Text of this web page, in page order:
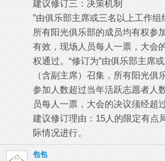
建议修订三：决策机制
”由俱乐部主席或三名以上工作组
所有阳光俱乐部的成员均有权参
有效，现场人员每人一票，大会
权通过。“修订为”由俱乐部主席
（含副主席）召集，所有阳光俱
参加人数超过当年活跃志愿者人
员每人一票，大会的决议须经超
建议修订理由：15人的限定有点
际情况进行。
包包